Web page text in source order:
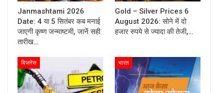
Janmashtami 2026
Date: 4 या 5 सितंबर कब मनाई
जाएगी कृष्ण जन्माष्टमी, जानें सही
तारीख…
Gold – Silver Prices 6
August 2026: सोने में दो
हजार रुपये से ज्यादा की तेजी,…
बिजनेस भारत